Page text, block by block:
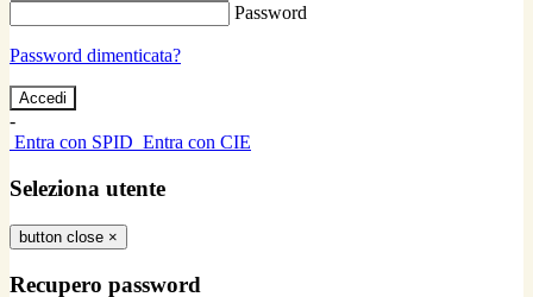
Password
Password dimenticata?
-
Entra con SPID Entra con CIE
Seleziona utente
button close ×
Recupero password